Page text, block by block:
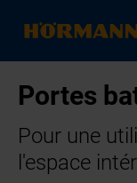
Portes
Pour une
l'espace